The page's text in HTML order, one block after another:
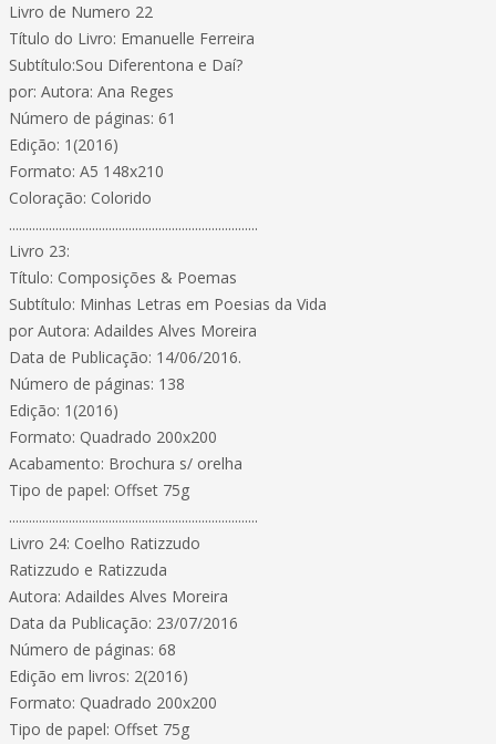
Livro de Numero 22
Título do Livro: Emanuelle Ferreira
Subtítulo:Sou Diferentona e Daí?
por: Autora: Ana Reges
Número de páginas: 61
Edição: 1(2016)
Formato: A5 148x210
Coloração: Colorido
...........................................................................
Livro 23:
Título: Composições & Poemas
Subtítulo: Minhas Letras em Poesias da Vida
por Autora: Adaildes Alves Moreira
Data de Publicação: 14/06/2016.
Número de páginas: 138
Edição: 1(2016)
Formato: Quadrado 200x200
Acabamento: Brochura s/ orelha
Tipo de papel: Offset 75g
...........................................................................
Livro 24: Coelho Ratizzudo
Ratizzudo e Ratizzuda
Autora: Adaildes Alves Moreira
Data da Publicação: 23/07/2016
Número de páginas: 68
Edição em livros: 2(2016)
Formato: Quadrado 200x200
Tipo de papel: Offset 75g